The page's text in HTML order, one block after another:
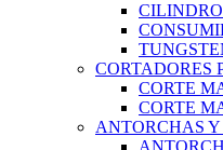
CORTADORES
CORTE
CORTE
ANTORCHAS